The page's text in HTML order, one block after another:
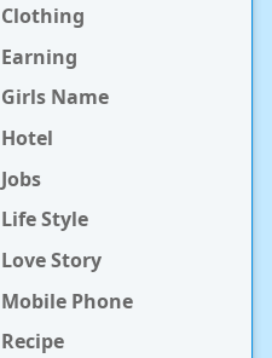
Clothing
Earning
Girls Name
Hotel
Jobs
Life Style
Love Story
Mobile Phone
Recipe